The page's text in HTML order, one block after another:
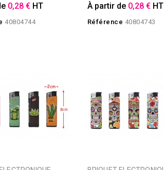
0,28 € HT
40804744
À partir de 0,28 € HT
Référence 40804743